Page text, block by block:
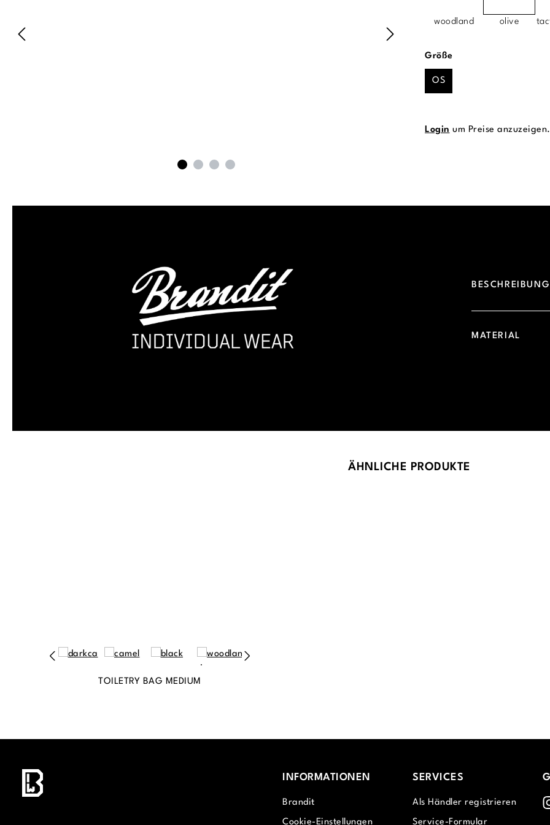
woodland olive
Größeauswählen
OS
Login um Preise anzuzeigen.
BESCHREIBUNG
MATERIAL
ÄHNLICHE PRODUKTE
TOILETRY BAG MEDIUM
INFORMATIONEN
Brandit
Cookie-Einstellungen
SERVICES
Als Händler registrieren
Service-Formular